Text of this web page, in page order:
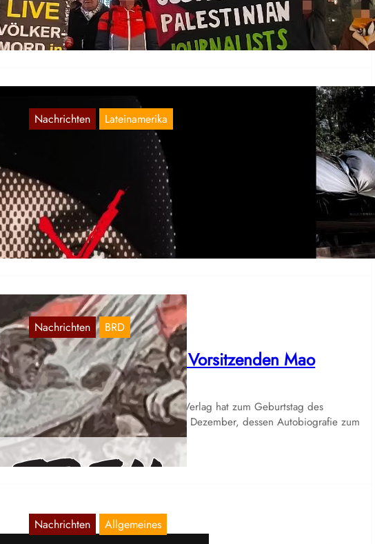
Der Journalist und Gründer von „Gaza Now“, Mustafa Ayyash, wurde als
angeblicher „Terrorist“ in Linz vor Gericht gestellt und seine…
Nachrichten Lateinamerika
Brasilien: Unterstützung für die LCP
Aus verschiedenen Regionen Brasiliens gibt es Berichte über mehrere
revolutionäre Propagandaaktionen zur Unterstützung der Liga der armen
Bauern (LCP) und…
Nachrichten BRD
Die Autobiografie des Vorsitzenden Mao
Dez. 26, 2025
Der kleine, unabhängige Ostwind Verlag hat zum Geburtstag des
Vorsitzenden Mao Tse-tung, am 26. Dezember, dessen Autobiografie zum
ersten Male…
Nachrichten Allgemeines